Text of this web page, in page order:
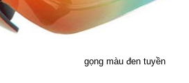
gọng màu đen tuyền